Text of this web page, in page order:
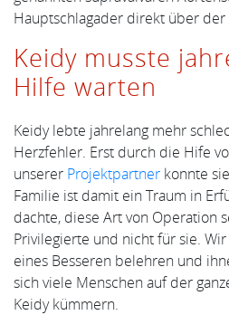
Hauptschlagader direkt über
Keidy musste
Hilfe warten
Keidy lebte jahrelang mehr
Herzfehler. Erst durch die Hife
unserer Projektpartner konnte
Familie ist damit ein Traum in
dachte, diese Art von Operation
Privilegierte und nicht für sie.
eines Besseren belehren und
sich viele Menschen auf der
Keidy kümmern.